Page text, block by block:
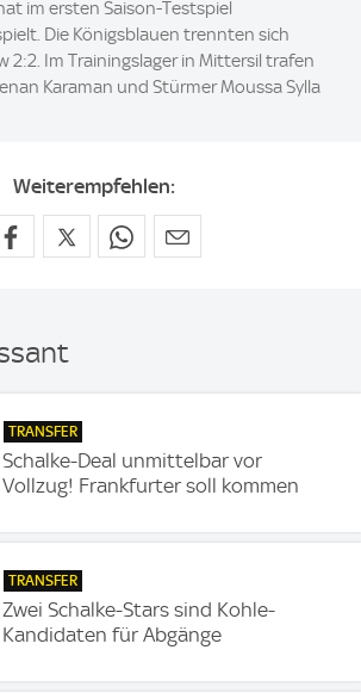
im ersten Saison-Testspiel
Die Königsblauen trennten sich
2:2. Im Trainingslager in Mittersil trafen
Karaman und Stürmer Moussa Sylla
Weiterempfehlen:
TRANSFER
Schalke-Deal unmittelbar vor
Vollzug! Frankfurter soll kommen
TRANSFER
Zwei Schalke-Stars sind Kohle-
Kandidaten für Abgänge